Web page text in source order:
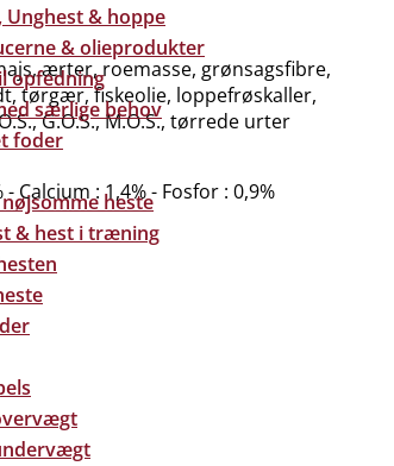
Unghest & hoppe
& olieprodukter
opfedning
særlige behov
foder
heste
& hest i træning
ærter, roemasse, grønsagsfibre,
tørgær, fiskeolie, loppefrøskaller,
G.O.S., M.O.S., tørrede urter
Calcium : 1,4% - Fosfor : 0,9%